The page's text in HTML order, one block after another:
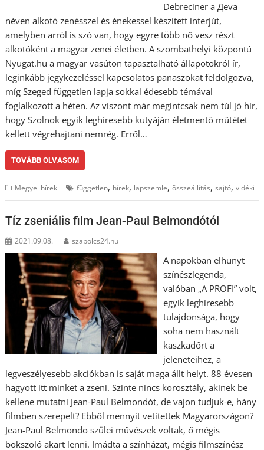
Debreciner a Дeva
néven alkotó zenésszel és énekessel készített interjút,
amelyben arról is szó van, hogy egyre több nő vesz részt
alkotóként a magyar zenei életben. A szombathelyi központú
Nyugat.hu a magyar vasúton tapasztalható állapotokról ír,
leginkább jegykezeléssel kapcsolatos panaszokat feldolgozva,
míg Szeged független lapja sokkal édesebb témával
foglalkozott a héten. Az viszont már megintcsak nem túl jó hír,
hogy Szolnok egyik leghíresebb kutyáján életmentő műtétet
kellett végrehajtani nemrég. Erről…
TOVÁBB OLVASOM
Megyei hírek független, hírek, lapszemle,összeállítás,sajtó,vidéki
Tíz zseniális film Jean-Paul Belmondótól
2021.09.08. szabolcs24.hu
A napokban elhunyt
színészlegenda,
valóban „A PROFI” volt,
egyik leghíresebb
tulajdonsága, hogy
soha nem használt
kaszkadőrt a
jeleneteihez, a
legveszélyesebb akciókban is saját maga állt helyt. 88 évesen
hagyott itt minket a zseni. Szinte nincs korosztály, akinek be
kellene mutatni Jean-Paul Belmondót, de vajon tudjuk-e, hány
filmben szerepelt? Ebből mennyit vetítettek Magyarországon?
Jean-Paul Belmondo szülei művészek voltak, ő mégis
bokszoló akart lenni. Imádta a színházat, mégis filmszínész